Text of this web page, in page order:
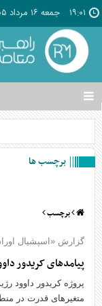
۱۹:۰۱ جمعه ۱۶ مرداد ۱۴۰۵
تغییر
وضعیت
منوی
ها
برچسب ها
برچسب
گزارش «اسپشیال
پیامدهای کریدور
پروژه کریدور داوود
متغیرهای قدرت در